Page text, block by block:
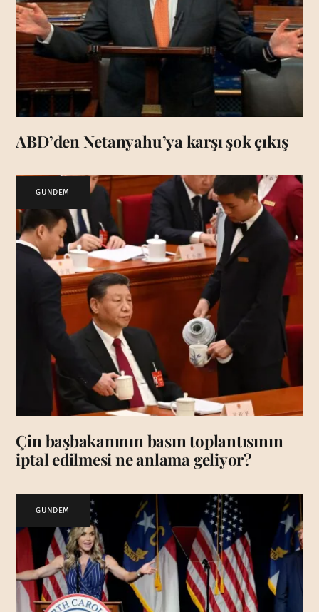
ABD’den Netanyahu’ya karşı şok çıkış
GÜNDEM
Çin başbakanının basın toplantısının
iptal edilmesi ne anlama geliyor?
GÜNDEM